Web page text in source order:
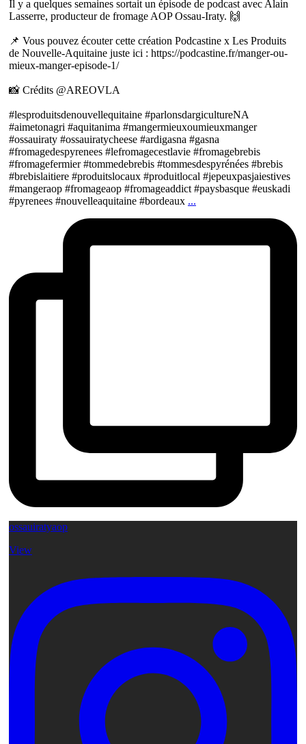
Il y a quelques semaines sortait un épisode de podcast avec Alain
Lasserre, producteur de fromage AOP Ossau-Iraty. 🙌
📌 Vous pouvez écouter cette création Podcastine x Les Produits
de Nouvelle-Aquitaine juste ici : https://podcastine.fr/manger-ou-
mieux-manger-episode-1/
📸 Crédits @AREOVLA
#lesproduitsdenouvellequitaine #parlonsdargicultureNA
#aimetonagri #aquitanima #mangermieuxoumieuxmanger
#ossauiraty #ossauiratycheese #ardigasna #gasna
#fromagedespyrenees #lefromagecestlavie #fromagebrebis
#fromagefermier #tommedebrebis #tommesdespyrénées #brebis
#brebislaitiere #produitslocaux #produitlocal #jepeuxpasjaiestives
#mangeraop #fromageaop #fromageaddict #paysbasque #euskadi
#pyrenees #nouvelleaquitaine #bordeaux ...
ossauiratyaop
View